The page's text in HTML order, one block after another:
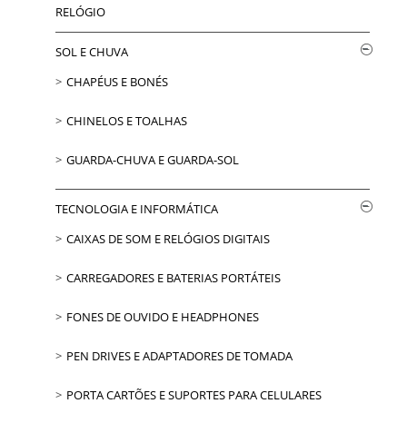
RELÓGIO
SOL E CHUVA
CHAPÉUS E BONÉS
CHINELOS E TOALHAS
GUARDA-CHUVA E GUARDA-SOL
TECNOLOGIA E INFORMÁTICA
CAIXAS DE SOM E RELÓGIOS DIGITAIS
CARREGADORES E BATERIAS PORTÁTEIS
FONES DE OUVIDO E HEADPHONES
PEN DRIVES E ADAPTADORES DE TOMADA
PORTA CARTÕES E SUPORTES PARA CELULARES